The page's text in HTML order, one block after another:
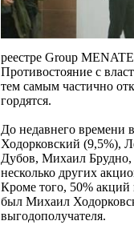
реестре Group
Противостояние с
тем самым частично
гордятся.
До недавнего времени
Ходорковский (9,5%),
Дубов, Михаил
несколько других
Кроме того, 50% акций
был Михаил
выгодополучателя.